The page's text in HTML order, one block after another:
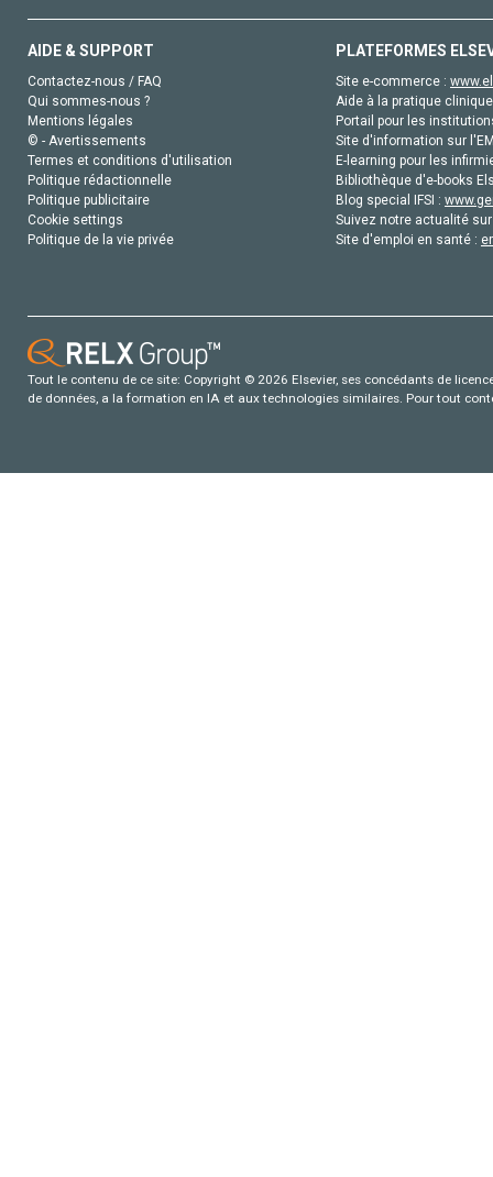
AIDE & SUPPORT
Contactez-nous / FAQ
Qui sommes-nous ?
Mentions légales
© - Avertissements
Termes et conditions d'utilisation
Politique rédactionnelle
Politique publicitaire
Cookie settings
Politique de la vie privée
PLATEFORMES
Site e-commerce :
Aide à la pratique
Portail pour les
Site d'information sur
E-learning pour les
Bibliothèque d'e-books
Blog special IFSI :
Suivez notre actualité
Site d'emploi en santé :
Tout le contenu de ce site: Copyright © 2026 Elsevier, ses concédants de
de données, a la formation en IA et aux technologies similaires. Pour tout